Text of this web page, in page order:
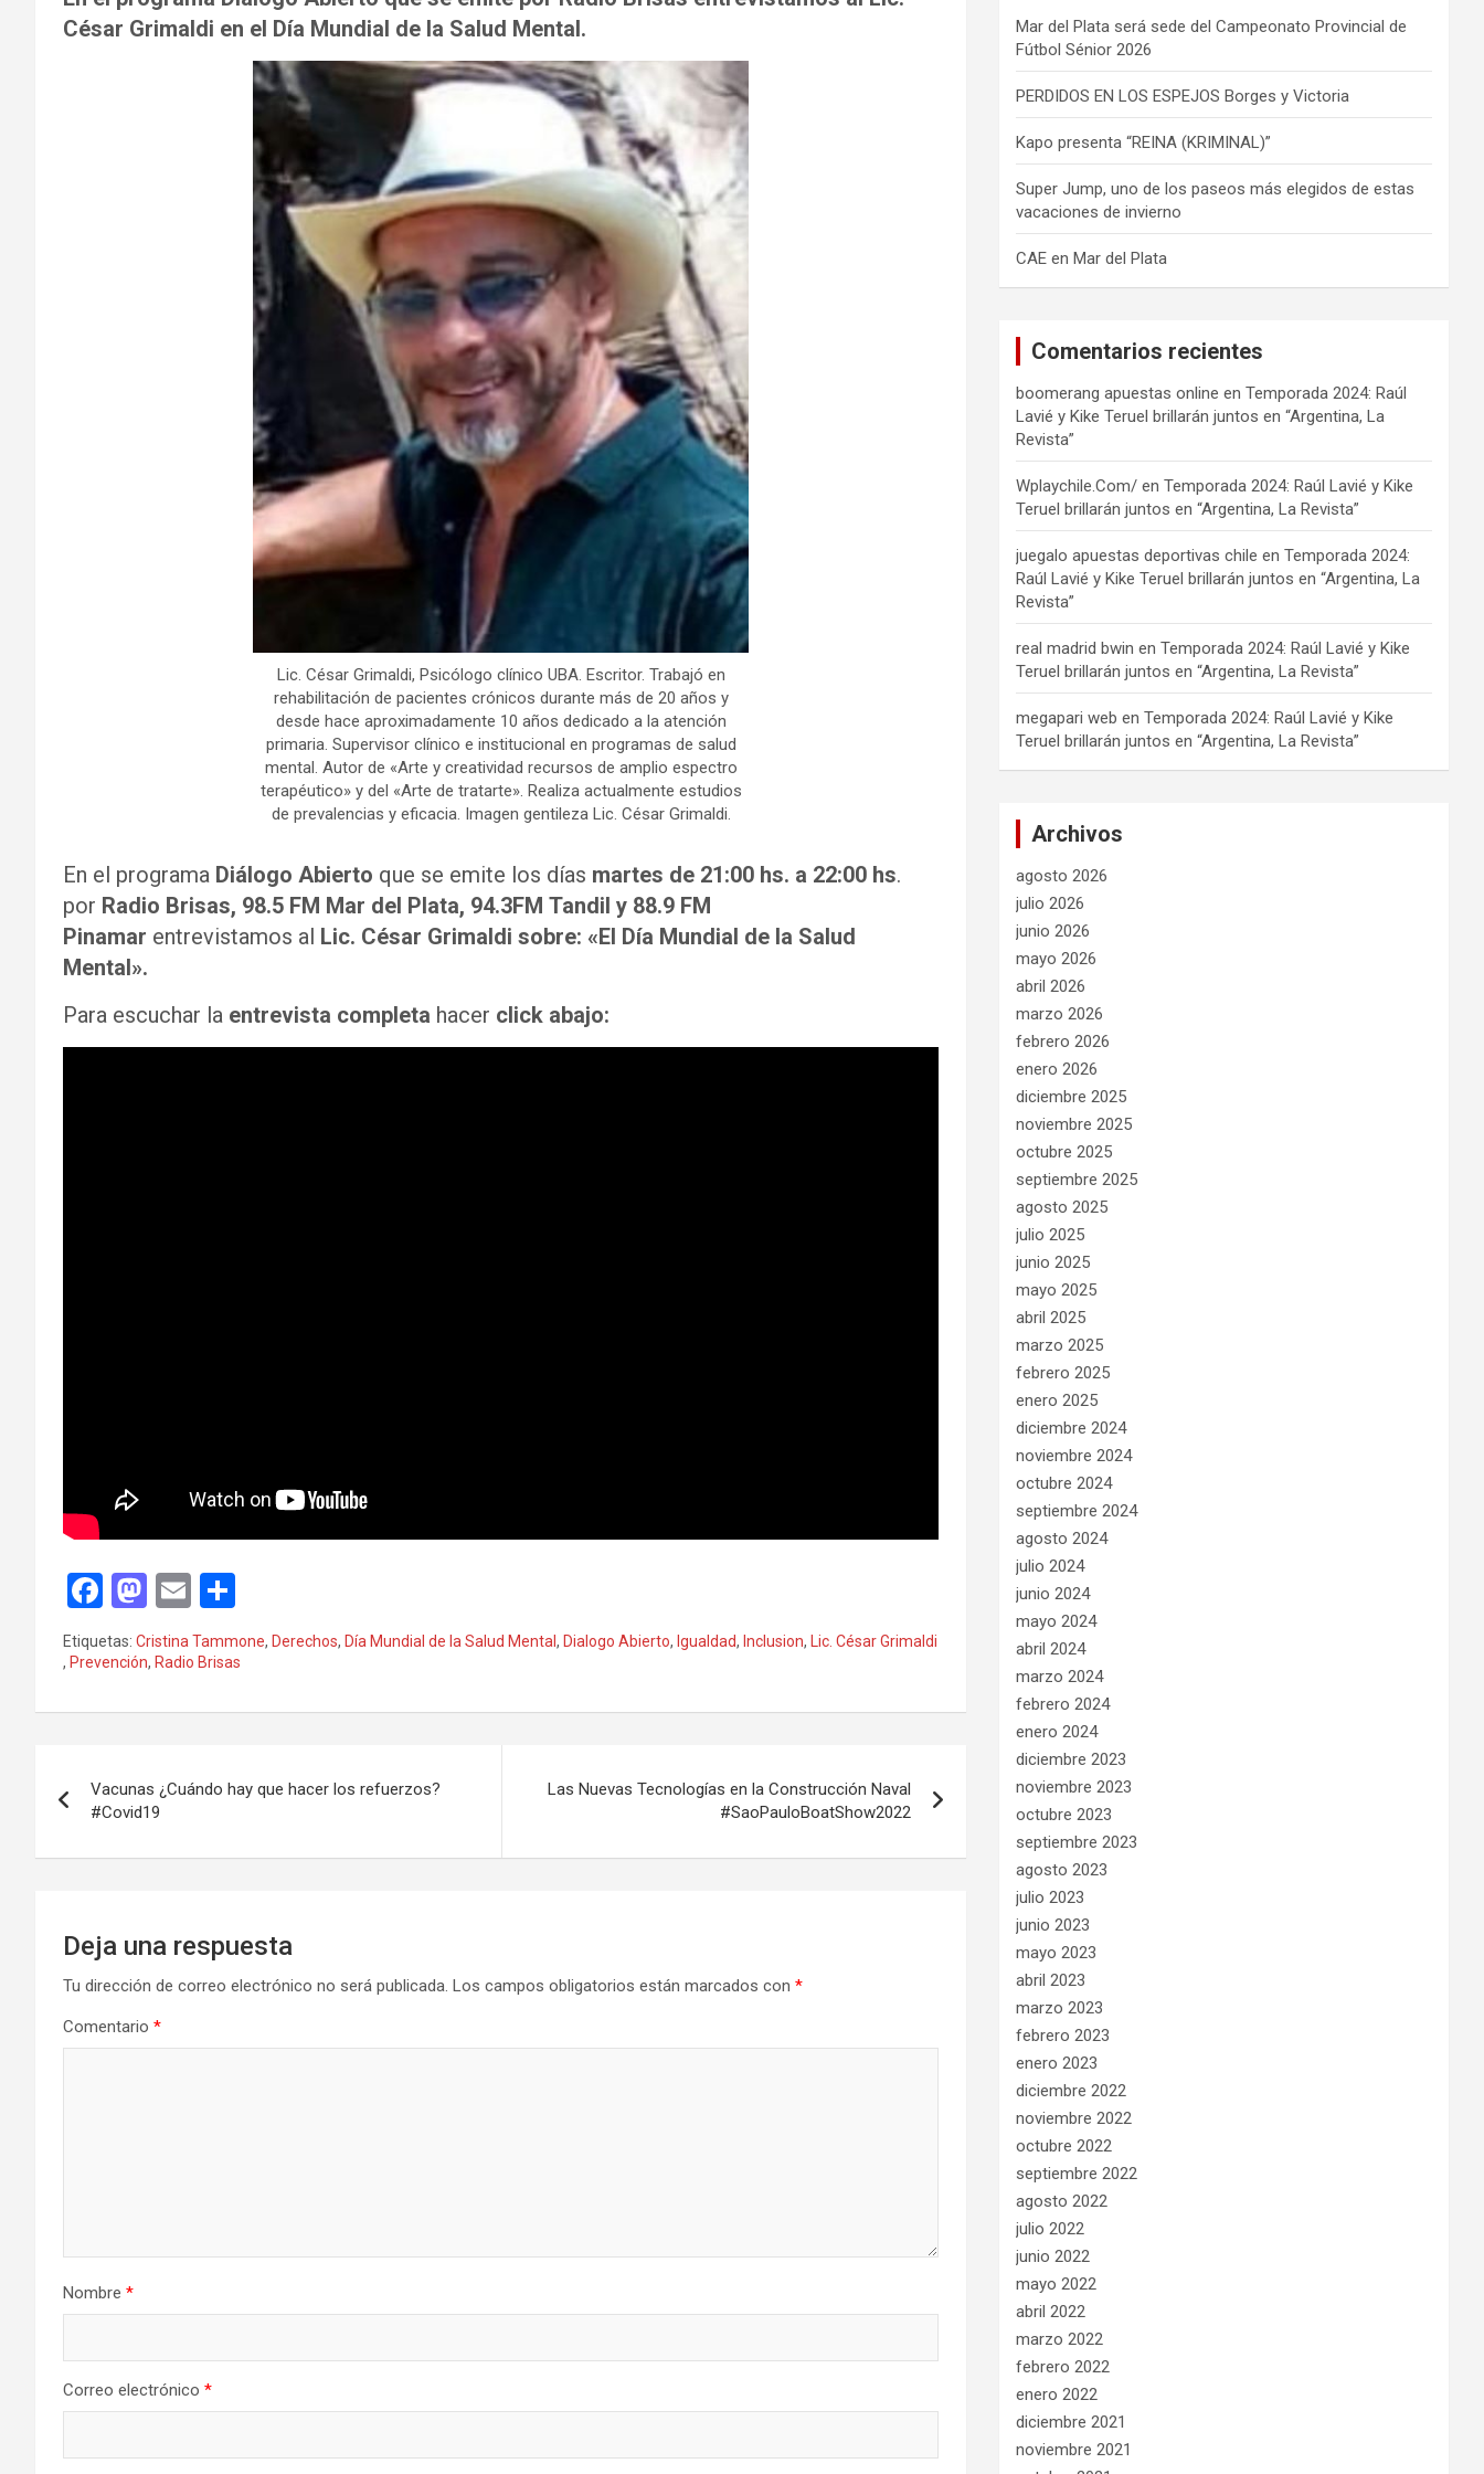
César Grimaldi en el Día Mundial de la Salud Mental.
Lic. César Grimaldi, Psicólogo clínico UBA. Escritor. Trabajó en
rehabilitación de pacientes crónicos durante más de 20 años y
desde hace aproximadamente 10 años dedicado a la atención
primaria. Supervisor clínico e institucional en programas de salud
mental. Autor de «Arte y creatividad recursos de amplio espectro
terapéutico» y del «Arte de tratarte». Realiza actualmente estudios
de prevalencias y eficacia. Imagen gentileza Lic. César Grimaldi.
En el programa Diálogo Abierto que se emite los días martes de 21:00 hs. a 22:00 hs.
por Radio Brisas, 98.5 FM Mar del Plata, 94.3FM Tandil y 88.9 FM
Pinamar entrevistamos al Lic. César Grimaldi sobre: «El Día Mundial de la Salud
Mental».
Para escuchar la entrevista completa hacer click abajo:
F
a
ce
k
M
a
st
n
E
m
ail m
Etiquetas: Cristina Tammone, Derechos, Día Mundial de la Salud Mental, Dialogo Abierto, Igualdad, Inclusion, Lic. César Grimaldi
, Prevención, Radio Brisas
de
entradas
Vacunas ¿Cuándo hay que hacer los refuerzos?
#Covid19
Las Nuevas Tecnologías en la Construcción Naval
#SaoPauloBoatShow2022
Deja una respuesta
Tu dirección de correo electrónico no será publicada. Los campos obligatorios están marcados con *
Comentario *
Nombre *
Correo electrónico *
Mar del Plata será sede del Campeonato Provincial de
Fútbol Sénior 2026
PERDIDOS EN LOS ESPEJOS Borges y Victoria
Kapo presenta “REINA (KRIMINAL)”
Super Jump, uno de los paseos más elegidos de estas
vacaciones de invierno
CAE en Mar del Plata
Comentarios recientes
boomerang apuestas online enTemporada 2024: Raúl
Lavié y Kike Teruel brillarán juntos en “Argentina, La
Revista”
Wplaychile.Com/ enTemporada 2024: Raúl Lavié y Kike
Teruel brillarán juntos en “Argentina, La Revista”
juegalo apuestas deportivas chile enTemporada 2024:
Raúl Lavié y Kike Teruel brillarán juntos en “Argentina, La
Revista”
real madrid bwin enTemporada 2024: Raúl Lavié y Kike
Teruel brillarán juntos en “Argentina, La Revista”
megapari web enTemporada 2024: Raúl Lavié y Kike
Teruel brillarán juntos en “Argentina, La Revista”
Archivos
agosto 2026
julio 2026
junio 2026
mayo 2026
abril 2026
marzo 2026
febrero 2026
enero 2026
diciembre 2025
noviembre 2025
octubre 2025
septiembre 2025
agosto 2025
julio 2025
junio 2025
mayo 2025
abril 2025
marzo 2025
febrero 2025
enero 2025
diciembre 2024
noviembre 2024
octubre 2024
septiembre 2024
agosto 2024
julio 2024
junio 2024
mayo 2024
abril 2024
marzo 2024
febrero 2024
enero 2024
diciembre 2023
noviembre 2023
octubre 2023
septiembre 2023
agosto 2023
julio 2023
junio 2023
mayo 2023
abril 2023
marzo 2023
febrero 2023
enero 2023
diciembre 2022
noviembre 2022
octubre 2022
septiembre 2022
agosto 2022
julio 2022
junio 2022
mayo 2022
abril 2022
marzo 2022
febrero 2022
enero 2022
diciembre 2021
noviembre 2021